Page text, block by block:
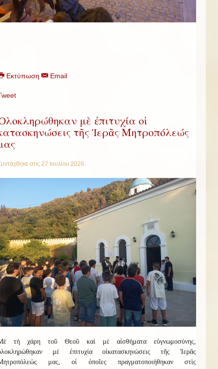
Εκτύπωση Email
μὲ ἐπιτυχία οἱ
τῆς Ἱερᾶς Μητροπόλεώς
στις 27 Ιουλίου 2026.
τὴ χάρη τοῦ Θεοῦ καὶ μὲ αἰσθήματα εὐγνωμοσύνης,
μὲ ἐπιτυχία οἱκατασκηνώσεις
τῆς Ἱερᾶς
μας, οἱ ὁποῖες πραγματοποιήθηκαν στὶς